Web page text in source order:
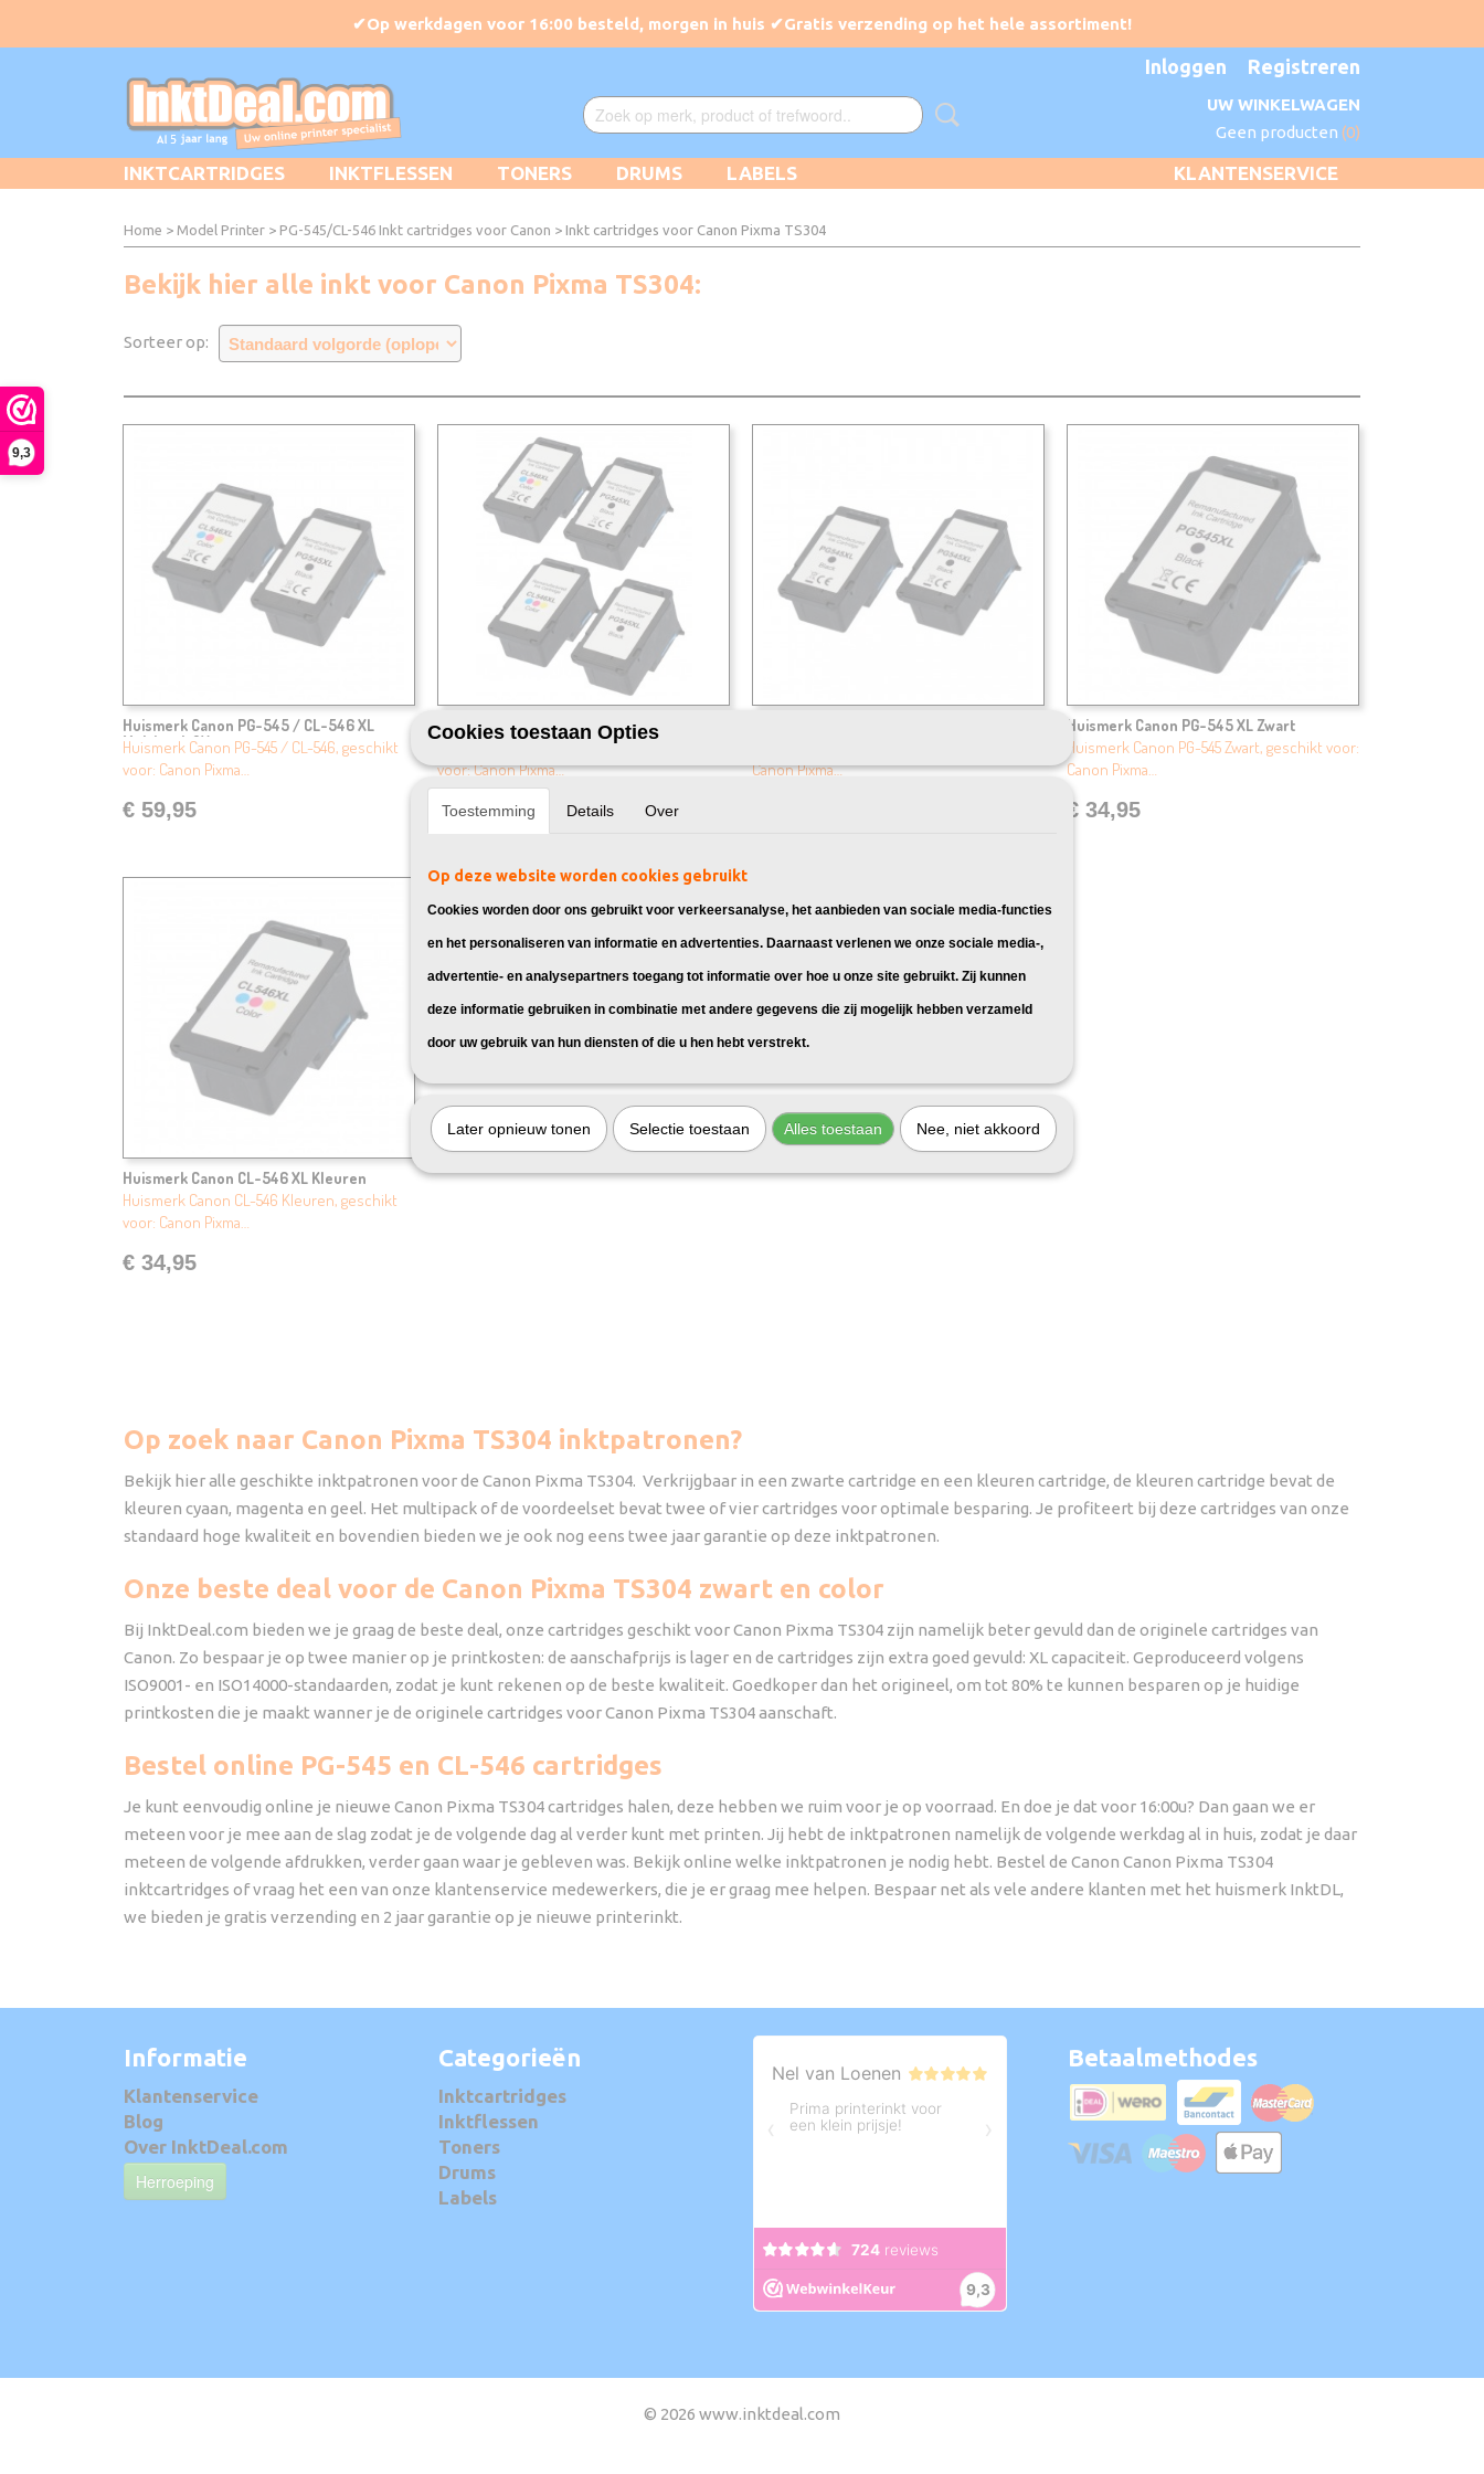
9,3
Inloggen Registreren
UW WINKELWAGEN
Geen producten (0)
KLANTENSERVICE
INKTCARTRIDGES INKTFLESSEN TONERS DRUMS LABELS
Home > Model Printer > PG-545/CL-546 Inkt cartridges voor Canon > Inkt cartridges voor Canon Pixma TS304
Bekijk hier alle inkt voor Canon Pixma TS304:
Sorteer op:
Huismerk Canon PG-545 / CL-546 XL
Multipack 2X
Huismerk Canon PG-545 / CL-546, geschikt
voor: Canon Pixma…
€ 59,95
Huismerk Canon PG-545 / CL-546 XL
Multipack 4X
Huismerk Canon PG-545 / CL-546, geschikt
voor: Canon Pixma…
€ 99,95
Canon Pixma…
Huismerk Canon PG-545 XL Zwart
Huismerk Canon PG-545 Zwart, geschikt voor:
Canon Pixma…
€ 34,95
Huismerk Canon CL-546 XL KIeuren
Huismerk Canon CL-546 Kleuren, geschikt
voor: Canon Pixma…
€ 34,95
Op zoek naar Canon Pixma TS304 inktpatronen?
Bekijk hier alle geschikte inktpatronen voor de Canon Pixma TS304. Verkrijgbaar in een zwarte cartridge en een kleuren cartridge, de kleuren cartridge bevat de
kleuren cyaan, magenta en geel. Het multipack of de voordeelset bevat twee of vier cartridges voor optimale besparing. Je profiteert bij deze cartridges van onze
standaard hoge kwaliteit en bovendien bieden we je ook nog eens twee jaar garantie op deze inktpatronen.
Onze beste deal voor de Canon Pixma TS304 zwart en color
Bij InktDeal.com bieden we je graag de beste deal, onze cartridges geschikt voor Canon Pixma TS304 zijn namelijk beter gevuld dan de originele cartridges van
Canon. Zo bespaar je op twee manier op je printkosten: de aanschafprijs is lager en de cartridges zijn extra goed gevuld: XL capaciteit. Geproduceerd volgens
ISO9001- en ISO14000-standaarden, zodat je kunt rekenen op de beste kwaliteit. Goedkoper dan het origineel, om tot 80% te kunnen besparen op je huidige
printkosten die je maakt wanner je de originele cartridges voor Canon Pixma TS304 aanschaft.
Bestel online PG-545 en CL-546 cartridges
Je kunt eenvoudig online je nieuwe Canon Pixma TS304 cartridges halen, deze hebben we ruim voor je op voorraad. En doe je dat voor 16:00u? Dan gaan we er
meteen voor je mee aan de slag zodat je de volgende dag al verder kunt met printen. Jij hebt de inktpatronen namelijk de volgende werkdag al in huis, zodat je daar
meteen de volgende afdrukken, verder gaan waar je gebleven was. Bekijk online welke inktpatronen je nodig hebt. Bestel de Canon Canon Pixma TS304
inktcartridges of vraag het een van onze klantenservice medewerkers, die je er graag mee helpen. Bespaar net als vele andere klanten met het huismerk InktDL,
we bieden je gratis verzending en 2 jaar garantie op je nieuwe printerinkt.
Informatie
Klantenservice
Blog
Over InktDeal.com
Herroeping
Categorieën
Inktcartridges
Inktflessen
Toners
Drums
Labels
Betaalmethodes
© 2026 www.inktdeal.com
Cookies toestaan Opties
Toestemming Details Over
Op deze website worden cookies gebruikt
Cookies worden door ons gebruikt voor verkeersanalyse, het aanbieden van sociale media-functies
en het personaliseren van informatie en advertenties. Daarnaast verlenen we onze sociale media-,
advertentie- en analysepartners toegang tot informatie over hoe u onze site gebruikt. Zij kunnen
deze informatie gebruiken in combinatie met andere gegevens die zij mogelijk hebben verzameld
door uw gebruik van hun diensten of die u hen hebt verstrekt.
Later opnieuw tonen Selectie toestaan Alles toestaan Nee, niet akkoord